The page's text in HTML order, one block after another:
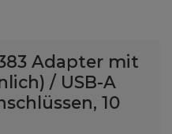
Adapter mit
/ USB-A
10